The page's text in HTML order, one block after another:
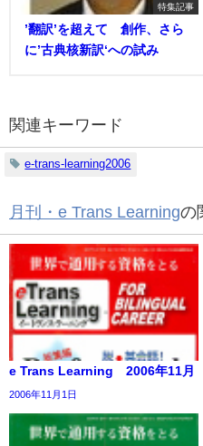
特集記事
’翻訳’を超えて 創作、さら
に’古典核新訳‘への試み
関連キーワード
e-trans-learning2006
月刊・e Trans Learningの
e Trans Learning 2006年11月
2006年11月1日